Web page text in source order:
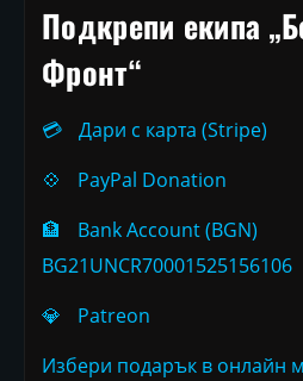
Подкрепи екипа
Фронт“
💳
Дари с карта (Stripe)
💠
PayPal Donation
🏦
Bank Account (BGN)
BG21UNCR70001525156106
💎
Patreon
Избери подарък в онлайн